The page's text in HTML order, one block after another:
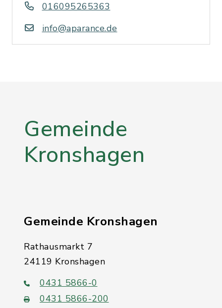
016095265363
info@aparance.de
Gemeinde
Kronshagen
Gemeinde Kronshagen
Rathausmarkt 7
24119 Kronshagen
0431 5866-0
0431 5866-200